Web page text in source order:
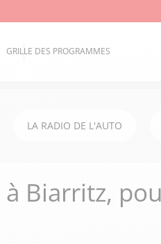
GRILLE DES PROGRAMMES
LA RADIO DE L'AUTO
Biarritz,